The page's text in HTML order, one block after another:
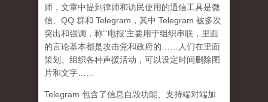
师，文章中提到律师和访民使用的通信工具是微
信、QQ 群和 Telegram，其中 Telegram 被多次
突出和强调，称“‘电报’主要用于组织串联，里面
的言论基本都是攻击党和政府的……人们在里面
策划、组织各种声援活动，可以设定时间删除图
片和文字……
Telegram 包含了信息自毁功能、支持端对端加